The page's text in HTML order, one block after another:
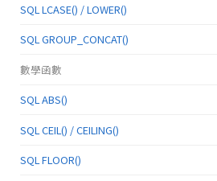
SQL LCASE() / LOWER()
SQL GROUP_CONCAT()
數學函數
SQL ABS()
SQL CEIL() / CEILING()
SQL FLOOR()